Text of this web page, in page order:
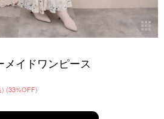
メイドワンピース
) (33%OFF)